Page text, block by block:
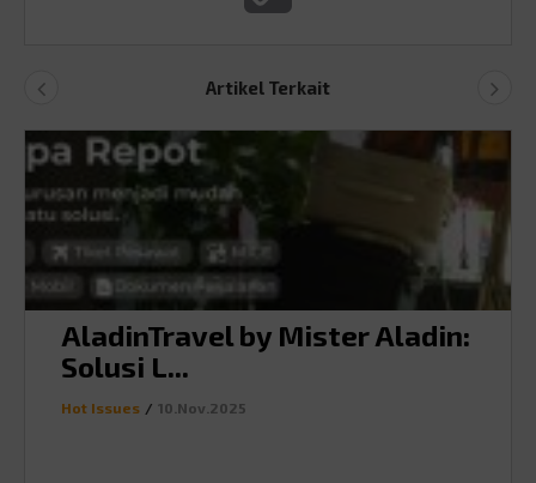
Artikel Terkait
AladinTravel by Mister Aladin:
Solusi L...
Hot Issues / 10.Nov.2025